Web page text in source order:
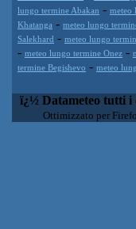
lungo termine Abakan - meteo
Khatanga - meteo lungo
Salekhard - meteo lungo
- meteo lungo termine Onez -
termine Begishevo - meteo
ï¿½ Datameteo tutti
Ottimizzato per